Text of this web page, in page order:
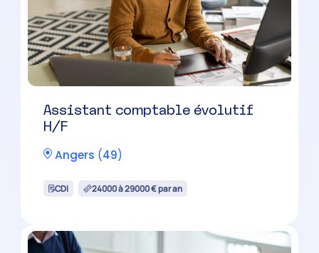
Assistant comptable évolutif
H/F
Angers (49)
CDI 24000 à 29000 € par an